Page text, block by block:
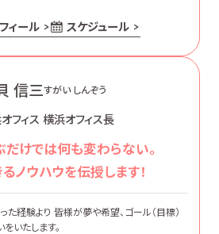
ィール スケジュール
信三すがい しんぞう
フィス 横浜オフィス長
だけでは何も変わらない。
ノウハウを伝授します！
経験より 皆様が夢や希望、ゴール（目標）
いたします。